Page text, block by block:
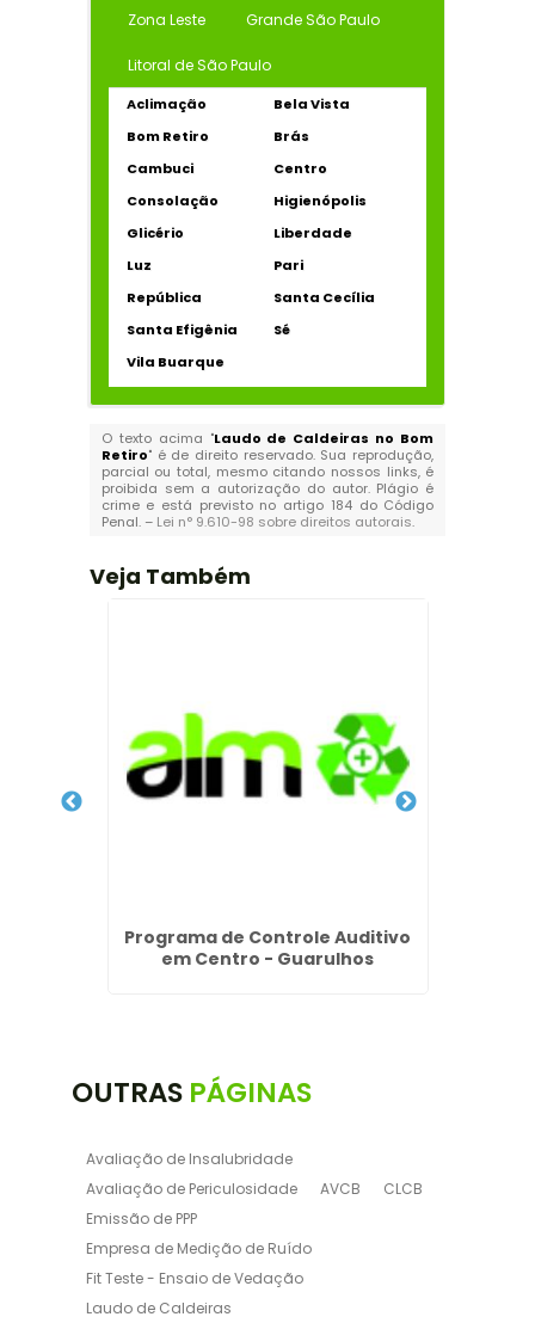
Zona Leste Grande São Paulo
Litoral de São Paulo
Aclimação
Bela Vista
Bom Retiro
Brás
Cambuci
Centro
Consolação
Higienópolis
Glicério
Liberdade
Luz
Pari
República
Santa Cecília
Santa Efigênia
Sé
Vila Buarque
O texto acima "Laudo de Caldeiras no Bom
Retiro" é de direito reservado. Sua reprodução,
parcial ou total, mesmo citando nossos links, é
proibida sem a autorização do autor. Plágio é
crime e está previsto no artigo 184 do Código
Penal. – Lei n° 9.610-98 sobre direitos autorais.
Veja Também
Programa de Controle Auditivo
em Centro - Guarulhos
OUTRAS PÁGINAS
Avaliação de Insalubridade
Avaliação de Periculosidade
AVCB
CLCB
Emissão de PPP
Empresa de Medição de Ruído
Fit Teste - Ensaio de Vedação
Laudo de Caldeiras